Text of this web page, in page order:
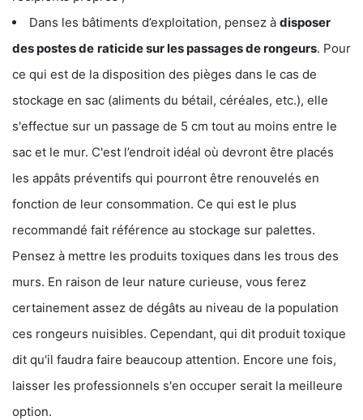
Dans les bâtiments d’exploitation, pensez à disposer
des postes de raticide sur les passages de rongeurs. Pour
ce qui est de la disposition des pièges dans le cas de
stockage en sac (aliments du bétail, céréales, etc.), elle
s'effectue sur un passage de 5 cm tout au moins entre le
sac et le mur. C'est l’endroit idéal où devront être placés
les appâts préventifs qui pourront être renouvelés en
fonction de leur consommation. Ce qui est le plus
recommandé fait référence au stockage sur palettes.
Pensez à mettre les produits toxiques dans les trous des
murs. En raison de leur nature curieuse, vous ferez
certainement assez de dégâts au niveau de la population
ces rongeurs nuisibles. Cependant, qui dit produit toxique
dit qu'il faudra faire beaucoup attention. Encore une fois,
laisser les professionnels s'en occuper serait la meilleure
option.